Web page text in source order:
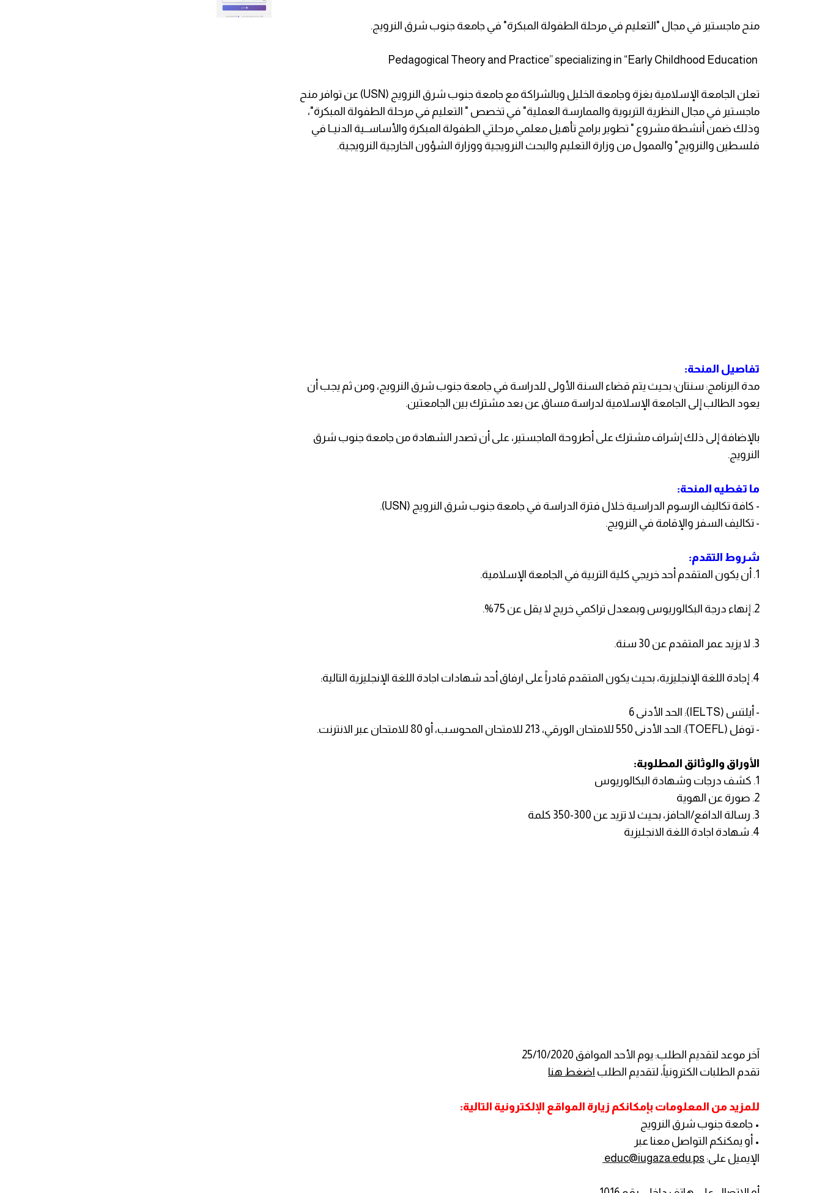
منح ماجستير في مجال "التعليم في مرحلة الطفولة المبكرة" في جامعة جنوب شرق النرويج.
Pedagogical Theory and Practice” specializing in “Early Childhood Education
تعلن الجامعة الإسلامية بغزة وجامعة الخليل وبالشراكة مع جامعة جنوب شرق النرويج (USN) عن توافر منح
ماجستير في مجال النظرية التربوية والممارسة العملية" في تخصص " التعليم في مرحلة الطفولة المبكرة"،
وذلك ضمن أنشطة مشروع " تطوير برامج تأهيل معلمي مرحلتي الطفولة المبكرة والأساســية الدنيــا في
فلسطين والنرويج" والممول من وزارة التعليم والبحث النرويجية ووزارة الشؤون الخارجية النرويجية.
تفاصيل المنحة:
مدة البرنامج: سنتان؛ بحيث يتم قضاء السنة الأولى للدراسة في جامعة جنوب شرق النرويج، ومن ثم يجب أن
يعود الطالب إلى الجامعة الإسلامية لدراسة مساق عن بعد مشترك بين الجامعتين.
بالإضافة إلى ذلك إشراف مشترك على أطروحة الماجستير، على أن تصدر الشهادة من جامعة جنوب شرق
النرويج.
ما تغطيه المنحة:
- كافة تكاليف الرسوم الدراسية خلال فترة الدراسة في جامعة جنوب شرق النرويج (USN).
- تكاليف السفر والإقامة في النرويج.
شروط التقدم:
1. أن يكون المتقدم أحد خريجي كلية التربية في الجامعة الإسلامية.
2. إنهاء درجة البكالوريوس وبمعدل تراكمي خريج لا يقل عن 75%.
3. لا يزيد عمر المتقدم عن 30 سنة.
4. إجادة اللغة الإنجليزية، بحيث يكون المتقدم قادراً على ارفاق أحد شهادات اجادة اللغة الإنجليزية التالية:
- أيلتس (IELTS): الحد الأدنى 6
- توفل (TOEFL): الحد الأدنى 550 للامتحان الورقي، 213 للامتحان المحوسب، أو 80 للامتحان عبر الانترنت.
الأوراق والوثائق المطلوبة:
1. كشف درجات وشهادة البكالوريوس
2. صورة عن الهوية
3. رسالة الدافع/الحافز، بحيث لا تزيد عن 300-350 كلمة
4. شهادة اجادة اللغة الانجليزية
آخر موعد لتقديم الطلب: يوم الأحد الموافق 25/10/2020
تقدم الطلبات الكترونياً، لتقديم الطلب اضغط هنا
للمزيد من المعلومات بإمكانكم زيارة المواقع الإلكترونية التالية:
• جامعة جنوب شرق النرويج
• أو يمكنكم التواصل معنا عبر
الإيميل على: educ@iugaza.edu.ps